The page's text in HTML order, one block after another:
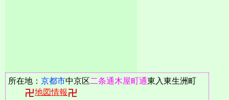
所在地： 京都市中京区二条通木屋町通東入東生洲町
地図情報